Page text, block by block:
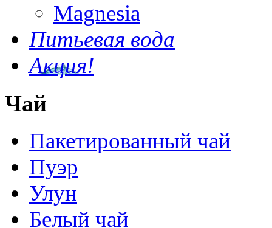
Magnesia
Питьевая вода
Акция!
Чай
Пакетированный чай
Пуэр
Улун
Белый чай